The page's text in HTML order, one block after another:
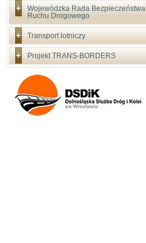
Wojewódzka Rada Bezpieczeństwa
Ruchu Drogowego
Transport lotniczy
Projekt TRANS-BORDERS